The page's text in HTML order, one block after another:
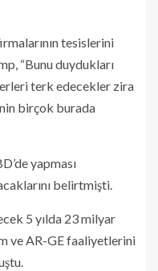
tesislerini
“Bunu duydukları
terk edecekler zira
birçok burada
yapması
belirtmişti.
5 yılda 23 milyar
ve AR-GE faaliyetlerini